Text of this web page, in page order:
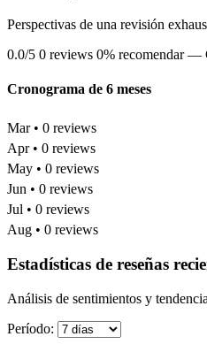
Perspectivas de una revisión
0.0/5 0 reviews 0% recomendar —
Cronograma de 6 meses
Mar • 0 reviews
Apr • 0 reviews
May • 0 reviews
Jun • 0 reviews
Jul • 0 reviews
Aug • 0 reviews
Estadísticas de reseñas
Análisis de sentimientos y
Período: